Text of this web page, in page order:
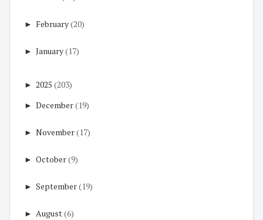
► February(20)
► January(17)
► 2025 (203)
► December(19)
► November(17)
► October(9)
► September(19)
► August(6)